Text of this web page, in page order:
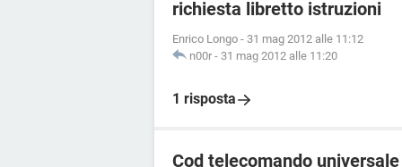
richiesta libretto istruzioni
Enrico Longo - 31 mag 2012 alle 11:12
n00r - 31 mag 2012 alle 11:20
1 risposta
Cod telecomando universale